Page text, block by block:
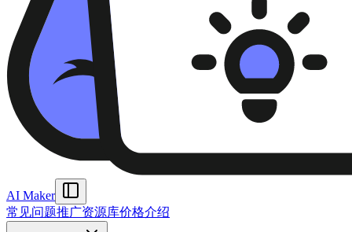
AI Maker
常见问题推广资源库价格介绍